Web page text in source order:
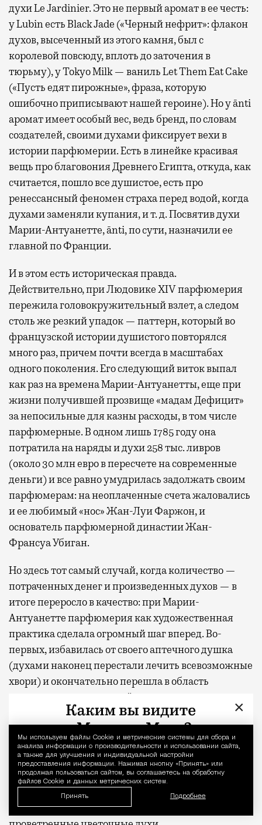
Уведомление
Мы используем файлы Сookie и метрические системы для сбора и
анализа информации о производительности и использовании сайта,
а также для улучшения и индивидуальной настройки
предоставления информации. Нажимая кнопку «Принять» или
продолжая пользоваться сайтом, вы соглашаетесь на обработку
файлов Cookie и данных метрических систем.
Принять Подробнее
духи Le Jardinier. Это не первый аромат в ее честь:
у Lubin есть Black Jade («Черный нефрит»: флакон
духов, высеченный из этого камня, был с
королевой повсюду, вплоть до заточения в
тюрьму), у Tokyo Milk — ваниль Let Them Eat Cake
(«Пусть едят пирожные», фраза, которую
ошибочно приписывают нашей героине). Но у ānti
аромат имеет особый вес, ведь бренд, по словам
создателей, своими духами фиксирует вехи в
истории парфюмерии. Есть в линейке красивая
вещь про благовония Древнего Египта, откуда, как
считается, пошло все душистое, есть про
ренессансный феномен страха перед водой, когда
духами заменяли купания, и т. д. Посвятив духи
Марии-Антуанетте, ānti, по сути, назначили ее
главной по Франции.
И в этом есть историческая правда.
Действительно, при Людовике XIV парфюмерия
пережила головокружительный взлет, а следом
столь же резкий упадок — паттерн, который во
французской истории душистого повторялся
много раз, причем почти всегда в масштабах
одного поколения. Его следующий виток выпал
как раз на времена Марии-Антуанетты, еще при
жизни получившей прозвище «мадам Дефицит»
за непосильные для казны расходы, в том числе
парфюмерные. В одном лишь 1785 году она
потратила на наряды и духи 258 тыс. ливров
(около 30 млн евро в пересчете на современные
деньги) и все равно умудрилась задолжать своим
парфюмерам: на неоплаченные счета жаловались
и ее любимый «нос» Жан-Луи Фаржон, и
основатель парфюмерной династии Жан-
Франсуа Убиган.
Но здесь тот самый случай, когда количество —
потраченных денег и произведенных духов — в
итоге переросло в качество: при Марии-
Антуанетте парфюмерия как художественная
практика сделала огромный шаг вперед. Во-
первых, избавилась от своего аптечного душка
(духами наконец перестали лечить всевозможные
хвори) и окончательно перешла в область
искусства и удовольствий, во-вторых, стала
тоньше и звонче. Тяжелые и грузные формулы с
натуральным цибетом и прочей животиной ушли
в прошлое — им королева, регулярно cбегавшая от
невыносимых тягот жизни при дворе на лоно
природы в свое небольшое, очень изящное шато
Малый Трианон на окраине Версальского парка,
предпочитала свежие и «простые», хорошо
×